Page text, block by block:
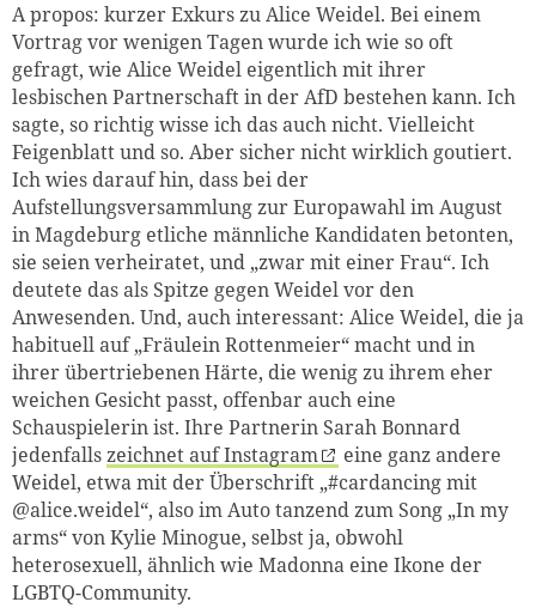
A propos: kurzer Exkurs zu Alice Weidel. Bei einem
Vortrag vor wenigen Tagen wurde ich wie so oft
gefragt, wie Alice Weidel eigentlich mit ihrer
lesbischen Partnerschaft in der AfD bestehen kann. Ich
sagte, so richtig wisse ich das auch nicht. Vielleicht
Feigenblatt und so. Aber sicher nicht wirklich goutiert.
Ich wies darauf hin, dass bei der
Aufstellungsversammlung zur Europawahl im August
in Magdeburg etliche männliche Kandidaten betonten,
sie seien verheiratet, und „zwar mit einer Frau“. Ich
deutete das als Spitze gegen Weidel vor den
Anwesenden. Und, auch interessant: Alice Weidel, die ja
habituell auf „Fräulein Rottenmeier“ macht und in
ihrer übertriebenen Härte, die wenig zu ihrem eher
weichen Gesicht passt, offenbar auch eine
Schauspielerin ist. Ihre Partnerin Sarah Bonnard
jedenfallszeichnet auf Instagram
eine ganz andere
Weidel, etwa mit der Überschrift „#cardancing mit
@alice.weidel“, also im Auto tanzend zum Song „In my
arms“ von Kylie Minogue, selbst ja, obwohl
heterosexuell, ähnlich wie Madonna eine Ikone der
LGBTQ-Community.